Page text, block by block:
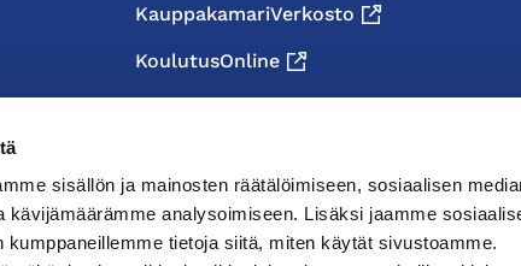
sisällön ja mainosten räätälöimiseen, sosiaalisen
kävijämäärämme analysoimiseen. Lisäksi jaamme
kumppaneillemme tietoja siitä, miten käytät sivustoamme.
KauppakamariVerkosto
KoulutusOnline